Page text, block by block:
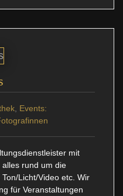
Events:
mit
rund um die
Licht/Video etc. Wir
für Veranstaltungen